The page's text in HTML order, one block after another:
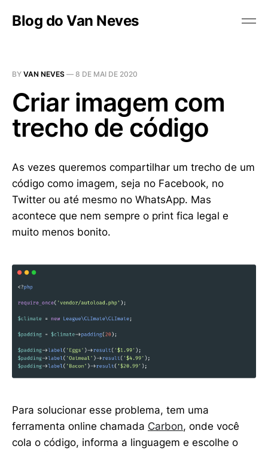
Blog do Van Neves
BY VAN NEVES — 8 DE MAI DE 2020
Criar imagem com
trecho de código
As vezes queremos compartilhar um trecho de um
código como imagem, seja no Facebook, no
Twitter ou até mesmo no WhatsApp. Mas
acontece que nem sempre o print fica legal e
muito menos bonito.
Para solucionar esse problema, tem uma
ferramenta online chamada Carbon, onde você
cola o código, informa a linguagem e escolhe o